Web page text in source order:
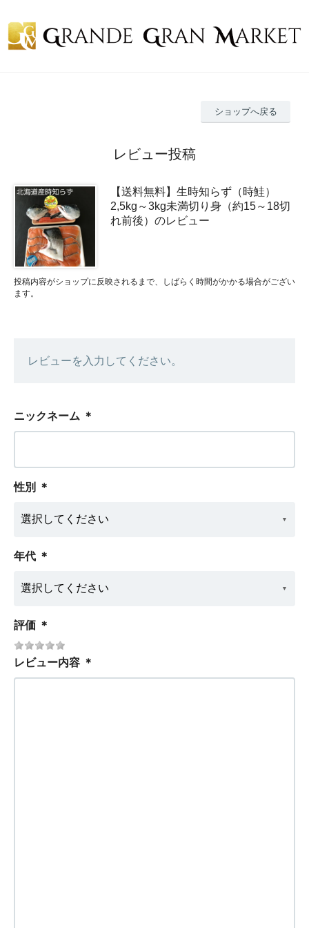
ショップへ戻る
レビュー投稿
【送料無料】生時知らず（時鮭）
2,5kg～3kg未満切り身（約15～18切
れ前後）のレビュー
投稿内容がショップに反映されるまで、しばらく時間がかかる場合がござい
ます。
レビューを入力してください。
ニックネーム ＊
性別 ＊
年代 ＊
評価 ＊
レビュー内容 ＊